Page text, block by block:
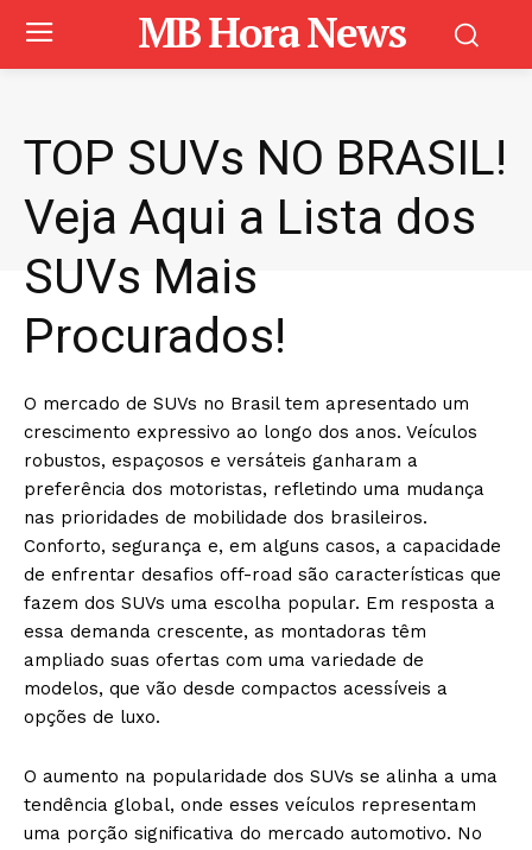
MB Hora News
TOP SUVs NO BRASIL!
Veja Aqui a Lista dos
SUVs Mais
Procurados!
O mercado de SUVs no Brasil tem apresentado um
crescimento expressivo ao longo dos anos. Veículos
robustos, espaçosos e versáteis ganharam a
preferência dos motoristas, refletindo uma mudança
nas prioridades de mobilidade dos brasileiros.
Conforto, segurança e, em alguns casos, a capacidade
de enfrentar desafios off-road são características que
fazem dos SUVs uma escolha popular. Em resposta a
essa demanda crescente, as montadoras têm
ampliado suas ofertas com uma variedade de
modelos, que vão desde compactos acessíveis a
opções de luxo.
O aumento na popularidade dos SUVs se alinha a uma
tendência global, onde esses veículos representam
uma porção significativa do mercado automotivo. No